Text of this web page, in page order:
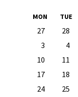
MON TUE
calendar
27 28
3
4
10
11
17
18
24
25